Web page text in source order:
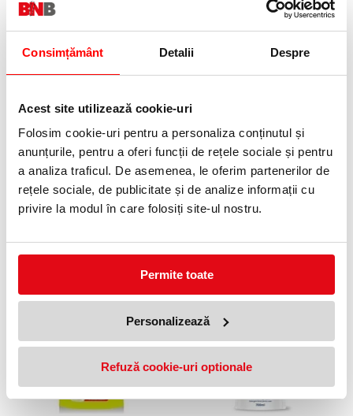
Consimțământ Detalii Despre
Acest site utilizează cookie-uri
Folosim cookie-uri pentru a personaliza conținutul și
anunțurile, pentru a oferi funcții de rețele sociale și pentru
a analiza traficul. De asemenea, le oferim partenerilor de
rețele sociale, de publicitate și de analize informații cu
privire la modul în care folosiți site-ul nostru.
Permite toate
Personalizează
Refuză cookie-uri optionale
Formula lor eficientă îndepărtează murdăria persistentă,
grăsimea și urmele de mâncare uscată, asigurând rezultate
profesionale în confortul casei tale.
Produsul este
fără fosfați
pentru o utilizare sigură, rapidă și prietenoasă cu mediul.
Tip produs: tablete pentru mașina de spălat vase
Consistență: tab
Număr spălări: 82
Destinate pentru: pahare, tacâmuri, vase
Funcții: curățare și strălucire
Informații suplimentare: fără fosfați, folie solubilă în apă
Mod de utilizare
spălat vase pentru fiecare ciclu de spălare.
PRODUSE SIMILARE